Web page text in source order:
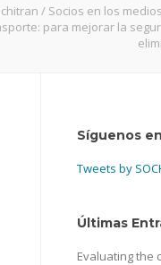
/ Socios en los medios
para mejorar la
Síguenos
Tweets by
Últimas
Evaluating the